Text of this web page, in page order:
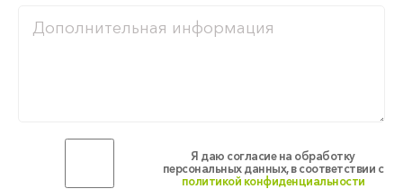
Я даю согласие на обработку
персональных данных, в соответствии с
политикой конфиденциальности